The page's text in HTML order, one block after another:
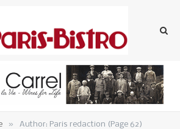
» Author: Paris redaction (Page 62)